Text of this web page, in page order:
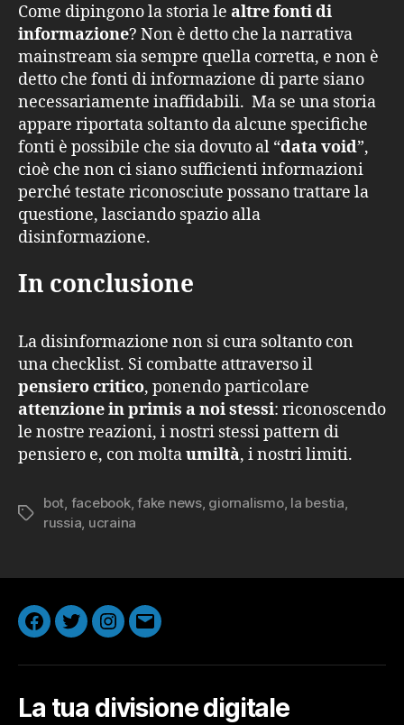
Come dipingono la storia le altre fonti di
informazione? Non è detto che la narrativa
mainstream sia sempre quella corretta, e non è
detto che fonti di informazione di parte siano
necessariamente inaffidabili. Ma se una storia
appare riportata soltanto da alcune specifiche
fonti è possibile che sia dovuto al “data void”,
cioè che non ci siano sufficienti informazioni
perché testate riconosciute possano trattare la
questione, lasciando spazio alla
disinformazione.
In conclusione
La disinformazione non si cura soltanto con
una checklist. Si combatte attraverso il
pensiero critico, ponendo particolare
attenzione in primis a noi stessi: riconoscendo
le nostre reazioni, i nostri stessi pattern di
pensiero e, con moltaumiltà, i nostri limiti.
Tag
bot, facebook,fake news, giornalismo, la bestia,
russia, ucraina
Facebook
TwitterInstagram
Email
La tua divisione digitale